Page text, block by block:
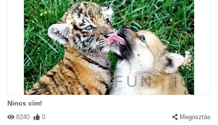
Nincs cím!
8240 0 Megosztás